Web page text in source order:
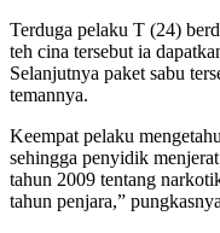
Terduga pelaku T (24)
teh cina tersebut ia
Selanjutnya paket sabu
temannya.
Keempat pelaku
sehingga penyidik
tahun 2009 tentang
tahun penjara,” pungkasnya